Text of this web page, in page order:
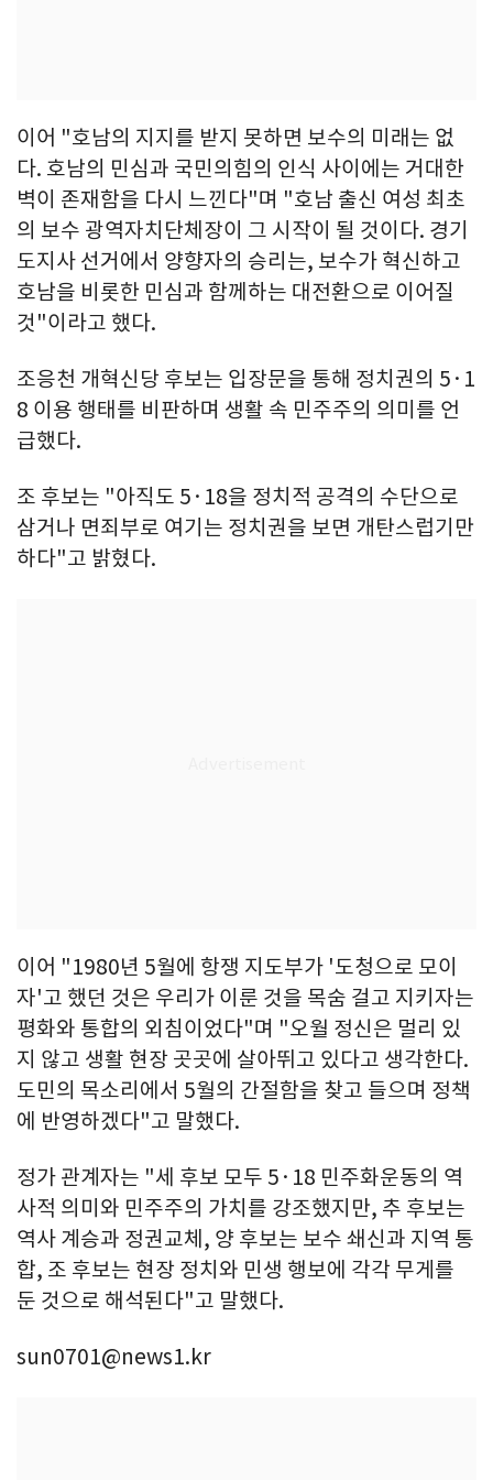
이어 "호남의 지지를 받지 못하면 보수의 미래는 없
다. 호남의 민심과 국민의힘의 인식 사이에는 거대한
벽이 존재함을 다시 느낀다"며 "호남 출신 여성 최초
의 보수 광역자치단체장이 그 시작이 될 것이다. 경기
도지사 선거에서 양향자의 승리는, 보수가 혁신하고
호남을 비롯한 민심과 함께하는 대전환으로 이어질
것"이라고 했다.
조응천 개혁신당 후보는 입장문을 통해 정치권의 5·1
8 이용 행태를 비판하며 생활 속 민주주의 의미를 언
급했다.
조 후보는 "아직도 5·18을 정치적 공격의 수단으로
삼거나 면죄부로 여기는 정치권을 보면 개탄스럽기만
하다"고 밝혔다.
이어 "1980년 5월에 항쟁 지도부가 '도청으로 모이
자'고 했던 것은 우리가 이룬 것을 목숨 걸고 지키자는
평화와 통합의 외침이었다"며 "오월 정신은 멀리 있
지 않고 생활 현장 곳곳에 살아뛰고 있다고 생각한다.
도민의 목소리에서 5월의 간절함을 찾고 들으며 정책
에 반영하겠다"고 말했다.
정가 관계자는 "세 후보 모두 5·18 민주화운동의 역
사적 의미와 민주주의 가치를 강조했지만, 추 후보는
역사 계승과 정권교체, 양 후보는 보수 쇄신과 지역 통
합, 조 후보는 현장 정치와 민생 행보에 각각 무게를
둔 것으로 해석된다"고 말했다.
sun0701@news1.kr